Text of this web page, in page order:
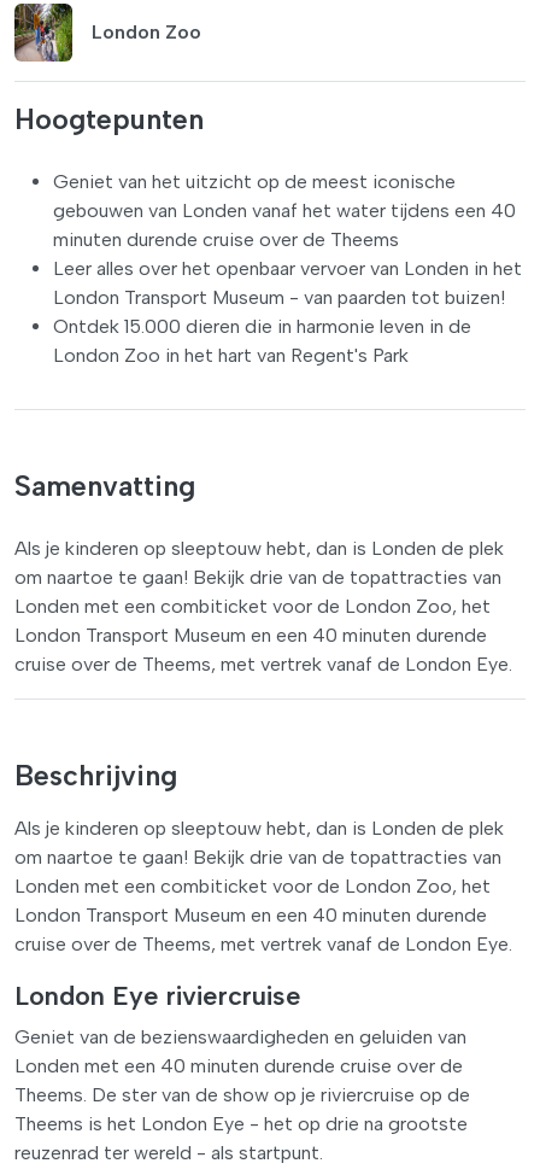
London Zoo
Hoogtepunten
Geniet van het uitzicht op de meest iconische
gebouwen van Londen vanaf het water tijdens een 40
minuten durende cruise over de Theems
Leer alles over het openbaar vervoer van Londen in het
London Transport Museum - van paarden tot buizen!
Ontdek 15.000 dieren die in harmonie leven in de
London Zoo in het hart van Regent's Park
Samenvatting
Als je kinderen op sleeptouw hebt, dan is Londen de plek
om naartoe te gaan! Bekijk drie van de topattracties van
Londen met een combiticket voor de London Zoo, het
London Transport Museum en een 40 minuten durende
cruise over de Theems, met vertrek vanaf de London Eye.
Beschrijving
Als je kinderen op sleeptouw hebt, dan is Londen de plek
om naartoe te gaan! Bekijk drie van de topattracties van
Londen met een combiticket voor de London Zoo, het
London Transport Museum en een 40 minuten durende
cruise over de Theems, met vertrek vanaf de London Eye.
London Eye riviercruise
Geniet van de bezienswaardigheden en geluiden van
Londen met een 40 minuten durende cruise over de
Theems. De ster van de show op je riviercruise op de
Theems is het London Eye - het op drie na grootste
reuzenrad ter wereld - als startpunt.